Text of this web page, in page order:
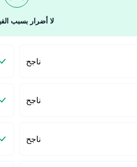
لا أضرار بسبب
ناجح
ناجح
ناجح